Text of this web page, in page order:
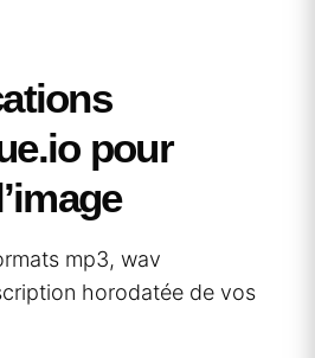
pour
mp3, wav
horodatée de vos